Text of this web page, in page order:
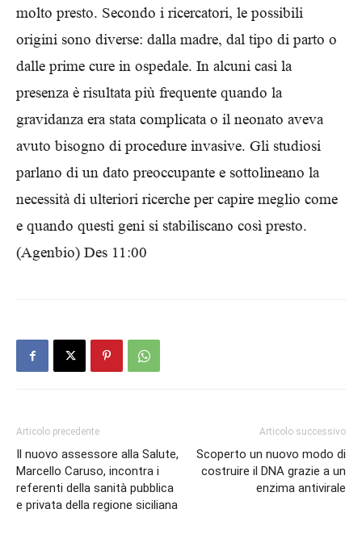
molto presto. Secondo i ricercatori, le possibili
origini sono diverse: dalla madre, dal tipo di parto o
dalle prime cure in ospedale. In alcuni casi la
presenza è risultata più frequente quando la
gravidanza era stata complicata o il neonato aveva
avuto bisogno di procedure invasive. Gli studiosi
parlano di un dato preoccupante e sottolineano la
necessità di ulteriori ricerche per capire meglio come
e quando questi geni si stabiliscano così presto.
(Agenbio) Des 11:00
Articolo precedente
Il nuovo assessore alla Salute,
Marcello Caruso, incontra i
referenti della sanità pubblica
e privata della regione siciliana
Articolo successivo
Scoperto un nuovo modo di
costruire il DNA grazie a un
enzima antivirale